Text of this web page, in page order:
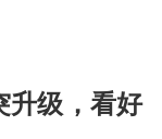
升级，看好